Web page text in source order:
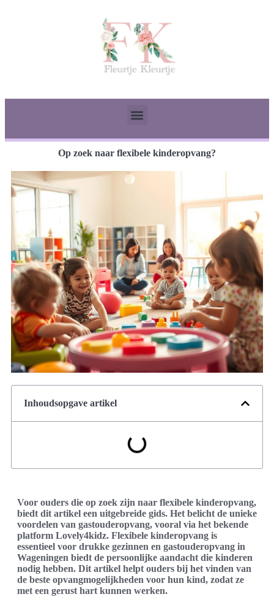
Op zoek naar flexibele kinderopvang?
Inhoudsopgave artikel
Voor ouders die op zoek zijn naar flexibele kinderopvang,
biedt dit artikel een uitgebreide gids. Het belicht de unieke
voordelen van gastouderopvang, vooral via het bekende
platform Lovely4kidz. Flexibele kinderopvang is
essentieel voor drukke gezinnen en gastouderopvang in
Wageningen biedt de persoonlijke aandacht die kinderen
nodig hebben. Dit artikel helpt ouders bij het vinden van
de beste opvangmogelijkheden voor hun kind, zodat ze
met een gerust hart kunnen werken.